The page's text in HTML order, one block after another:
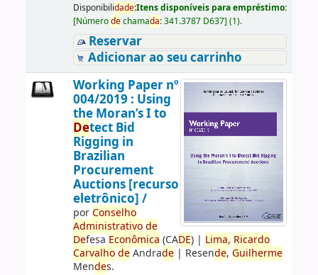
Disponibilidade:Itens disponíveis para empréstimo:
[Númerodechamada:341.3787 D637] (1).
Reservar
Adicionar ao seu carrinho
Working Paper nº
004/2019 : Using
the Moran’s I to
Detect Bid
Rigging in
Brazilian
Procurement
Auctions [recurso
eletrônico] /
porConselho
Administrativo de
Defesa Econômica (CADE)| Lima, Ricardo
Carvalho deAndrade| Resende, Guilherme
Mendes.